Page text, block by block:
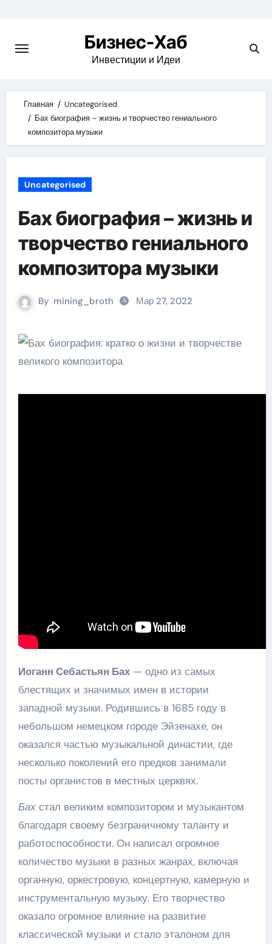
content
Бизнес-Хаб
Инвестиции и Идеи
Главная
Uncategorised
Бах биография – жизнь и творчество гениального
композитора музыки
Uncategorised
Бах биография – жизнь и
творчество гениального
композитора музыки
By mining_broth Мар 27, 2022
Иоганн Себастьян Бах— одно из самых
блестящих и значимых имен в истории
западной музыки. Родившись в 1685 году в
небольшом немецком городе Эйзенахе, он
оказался частью музыкальной династии, где
несколько поколений его предков занимали
посты органистов в местных церквях.
Бахстал великим композитором и музыкантом
благодаря своему безграничному таланту и
работоспособности. Он написал огромное
количество музыки в разных жанрах, включая
органную, оркестровую, концертную, камерную и
инструментальную музыку. Его творчество
оказало огромное влияние на развитие
классической музыки и стало эталоном для